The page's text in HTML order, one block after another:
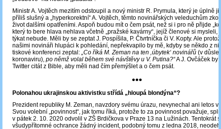
Ministr A. Vojtěch mezitím odstoupil a nový ministr R. Prymula, který je úplně
příliš slušný a „hyperkorektní“ A. Vojtěch, těmto novinářských veleduchům
život dalšími opatřeními. Aspoň budou mít o čem psát, než si i pro ně přijde
který to bere hlava nehlava včetně „pražské kavárny“, jejíž členové si mysleli,
týkat nebude. Měli by se zeptat J. Pospíšila, P. Čtvrtníčka či V. Kopty. Ale
našimi novináři hlupáci k pohledání, nepřekvapilo by mě, kdyby se někdo z
tiskové konferenci zeptal: „Co říká M. Zeman na ten ‚úbytek‘ novinářů (v
koronaviru), po němž volal během své návštěvy u V. Putina?“A J. Ovčáček by
Twitter citát z Bible, aby měli nad čím přemýšlet a o čem psát.
●●●
Polonahou ukrajinskou aktivistku střídá „hloupá blondýna“?
Prezident republiky M. Zeman, navzdory svému úrazu, nevynechal ani letos
Svou volební „povinnost“, jak tomu říká, protože to za povinnost považuje,
v pátek 2. 10. 2020 odvolil v ZŠ Brdičkova v Praze 13 na Lužinách. Tentokrát
všudypřítomné ochrance žádný incident, podobný tomu z ledna 2018,